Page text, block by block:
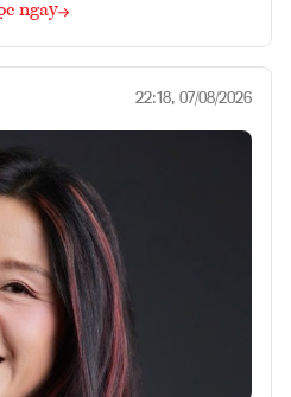
ngay
22:18, 07/08/2026